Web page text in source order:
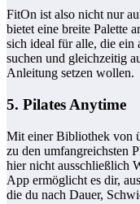
FitOn ist also nicht nur
bietet eine breite Palette
sich ideal für alle, die ein
suchen und gleichzeitig
Anleitung setzen wollen.
5. Pilates Anytime
Mit einer Bibliothek von
zu den umfangreichsten
hier nicht ausschließlich
App ermöglicht es dir,
die du nach Dauer,